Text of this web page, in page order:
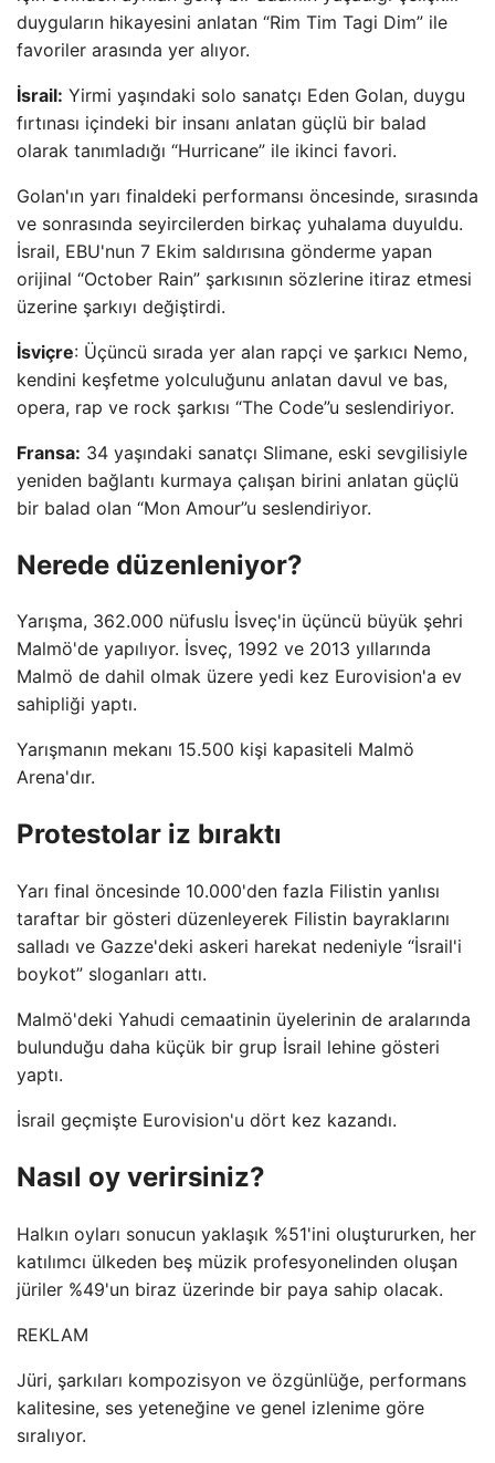
duyguların hikayesini anlatan “Rim Tim Tagi Dim” ile
favoriler arasında yer alıyor.
İsrail: Yirmi yaşındaki solo sanatçı Eden Golan, duygu
fırtınası içindeki bir insanı anlatan güçlü bir balad
olarak tanımladığı “Hurricane” ile ikinci favori.
Golan'ın yarı finaldeki performansı öncesinde, sırasında
ve sonrasında seyircilerden birkaç yuhalama duyuldu.
İsrail, EBU'nun 7 Ekim saldırısına gönderme yapan
orijinal “October Rain” şarkısının sözlerine itiraz etmesi
üzerine şarkıyı değiştirdi.
İsviçre: Üçüncü sırada yer alan rapçi ve şarkıcı Nemo,
kendini keşfetme yolculuğunu anlatan davul ve bas,
opera, rap ve rock şarkısı “The Code”u seslendiriyor.
Fransa: 34 yaşındaki sanatçı Slimane, eski sevgilisiyle
yeniden bağlantı kurmaya çalışan birini anlatan güçlü
bir balad olan “Mon Amour”u seslendiriyor.
Nerede düzenleniyor?
Yarışma, 362.000 nüfuslu İsveç'in üçüncü büyük şehri
Malmö'de yapılıyor. İsveç, 1992 ve 2013 yıllarında
Malmö de dahil olmak üzere yedi kez Eurovision'a ev
sahipliği yaptı.
Yarışmanın mekanı 15.500 kişi kapasiteli Malmö
Arena'dır.
Protestolar iz bıraktı
Yarı final öncesinde 10.000'den fazla Filistin yanlısı
taraftar bir gösteri düzenleyerek Filistin bayraklarını
salladı ve Gazze'deki askeri harekat nedeniyle “İsrail'i
boykot” sloganları attı.
Malmö'deki Yahudi cemaatinin üyelerinin de aralarında
bulunduğu daha küçük bir grup İsrail lehine gösteri
yaptı.
İsrail geçmişte Eurovision'u dört kez kazandı.
Nasıl oy verirsiniz?
Halkın oyları sonucun yaklaşık %51'ini oluştururken, her
katılımcı ülkeden beş müzik profesyonelinden oluşan
jüriler %49'un biraz üzerinde bir paya sahip olacak.
REKLAM
Jüri, şarkıları kompozisyon ve özgünlüğe, performans
kalitesine, ses yeteneğine ve genel izlenime göre
sıralıyor.